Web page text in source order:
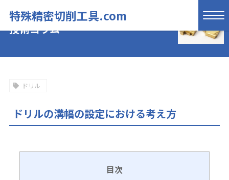
特殊精密切削工具.com
技術コラム
ドリル
ドリルの溝幅の設定における考え方
目次